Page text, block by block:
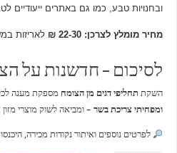
ובחנויות טבע, כמו גם באתרים ייעודיים
מחיר מומלץ לצרכן: 22-30 ₪ לאריזות במשקל 168-
לסיכום – חדשנות על
השקת תחליפי דגים מן הצומח מספקת מענה
ומפחיתי צריכת בשר– ומביאה לשוק מוצרי מזון
לפרטים נוספים ואיתור נקודות מכירה,